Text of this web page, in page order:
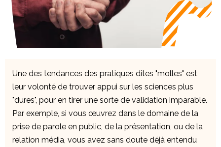
Une des tendances des pratiques dites "molles" est
leur volonté de trouver appui sur les sciences plus
"dures", pour en tirer une sorte de validation imparable.
Par exemple, si vous œuvrez dans le domaine de la
prise de parole en public, de la présentation, ou de la
relation média, vous avez sans doute déjà entendu